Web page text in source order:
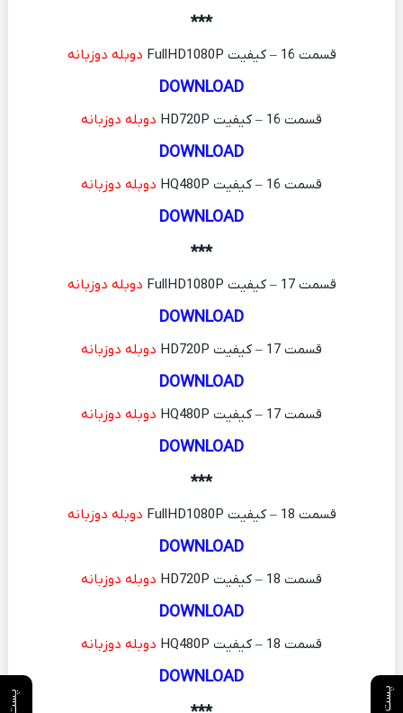
***
قسمت 16 – کیفیت FullHD1080P دوبله دوزبانه
DOWNLOAD
قسمت 16 – کیفیت HD720P دوبله دوزبانه
DOWNLOAD
قسمت 16 – کیفیت HQ480P دوبله دوزبانه
DOWNLOAD
***
قسمت 17 – کیفیت FullHD1080P دوبله دوزبانه
DOWNLOAD
قسمت 17 – کیفیت HD720P دوبله دوزبانه
DOWNLOAD
قسمت 17 – کیفیت HQ480P دوبله دوزبانه
DOWNLOAD
***
قسمت 18 – کیفیت FullHD1080P دوبله دوزبانه
DOWNLOAD
قسمت 18 – کیفیت HD720P دوبله دوزبانه
DOWNLOAD
قسمت 18 – کیفیت HQ480P دوبله دوزبانه
DOWNLOAD